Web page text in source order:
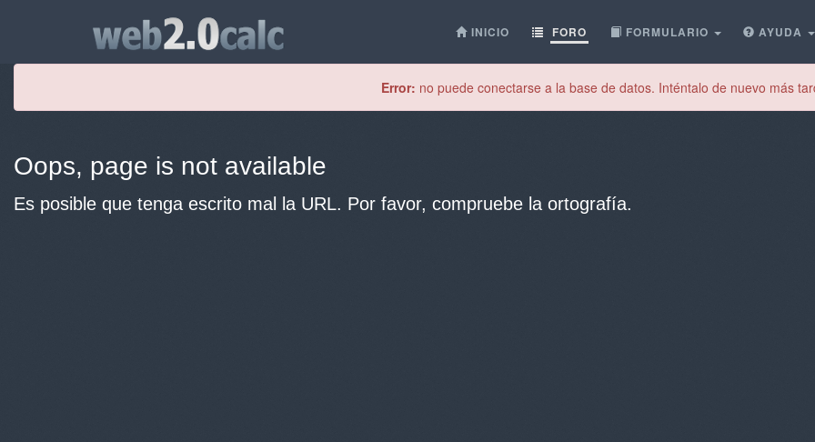
INICIO FORO FORMULARIO AYUDA
Error: no puede conectarse a la base de datos. Inténtalo de nuevo más
Oops, page is not available
Es posible que tenga escrito mal la URL. Por favor, compruebe la ortografía.